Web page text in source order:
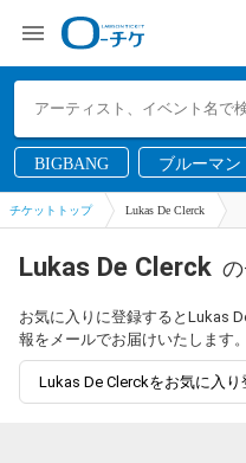
BIGBANG ブルーマン
チケットトップ Lukas De Clerck
Lukas De Clerck
お気に入りに登録するとLukas
報をメールでお届けいたします。
Lukas De Clerckをお気に入り